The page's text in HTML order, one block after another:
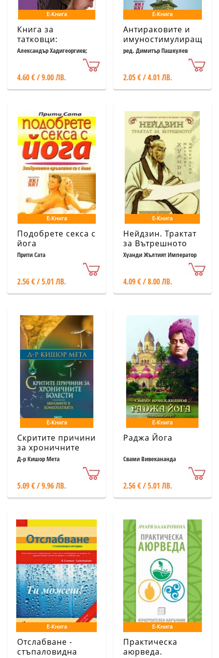
Е-Книга
Книга за
татковци:
Наръчник за
Александър Хадигеоргиев;
4.60 € / 9.00 ЛВ.
Е-Книга
Антираковите и
имуностимулиращи
свойства на
хрущял от акула
ред. Димитър Пашкулев
2.05 € / 4.01 ЛВ.
Е-Книга
Подобрете секса с
йога
Прити Сата
2.56 € / 5.01 ЛВ.
Е-Книга
Нейдзин. Трактат
за Вътрешното
Хуанди Жълтият Император
4.09 € / 8.00 ЛВ.
Е-Книга
Скритите причини
за хроничните
болести.
Д-р Кишор Мета
5.09 € / 9.96 ЛВ.
Е-Книга
Раджа Йога
Свами Вивекананда
2.56 € / 5.01 ЛВ.
Е-Книга
Отслабване -
стъпаловидна
Е-Книга
Практическа
аюрведа.